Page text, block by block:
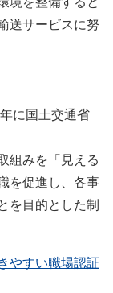
送サービスに努
に国土交通省
組みを「見える
を促進し、各事
を目的とした制
やすい職場認証